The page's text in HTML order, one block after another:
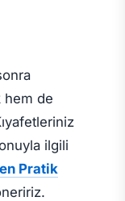
hem de
ilgili
Pratik